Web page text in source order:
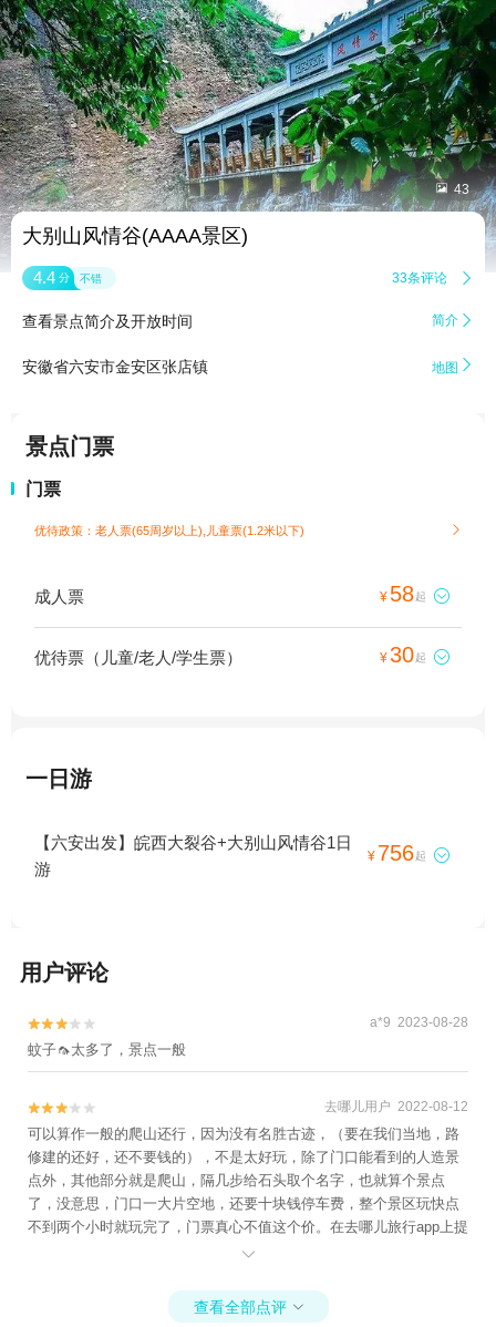
 43
大别山风情谷(AAAA景区)
4.4 分 不错 33条评论 
查看景点简介及开放时间 简介 
安徽省六安市金安区张店镇 地图 
景点门票
门票
优待政策：老人票(65周岁以上),儿童票(1.2米以下) 
成人票 ¥ 58起 
优待票（儿童/老人/学生票） ¥30起 
一日游
【六安出发】皖西大裂谷+大别山风情谷1日
游
¥ 756起 
用户评论

 a*9 2023-08-28
蚊子🦟太多了，景点一般

 去哪儿用户 2022-08-12
可以算作一般的爬山还行，因为没有名胜古迹，（要在我们当地，路
修建的还好，还不要钱的），不是太好玩，除了门口能看到的人造景
点外，其他部分就是爬山，隔几步给石头取个名字，也就算个景点
了，没意思，门口一大片空地，还要十块钱停车费，整个景区玩快点
不到两个小时就玩完了，门票真心不值这个价。在去哪儿旅行app上提
前订票，取票时被告知没有10位数的取票码说是不认，售票员解释说

查看全部点评 
